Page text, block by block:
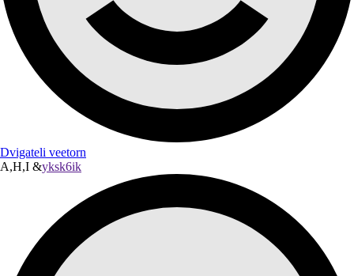
Dvigateli veetorn
A,H,I &yksk6ik